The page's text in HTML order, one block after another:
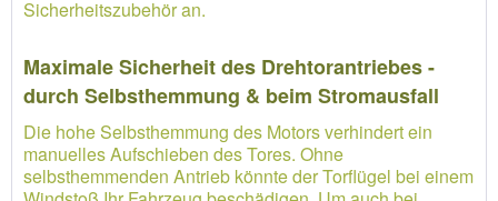
Sicherheitszubehör an.
Maximale Sicherheit des Drehtorantriebes -
durch Selbsthemmung & beim Stromausfall
Die hohe Selbsthemmung des Motors verhindert ein
manuelles Aufschieben des Tores. Ohne
selbsthemmenden Antrieb könnte der Torflügel bei einem